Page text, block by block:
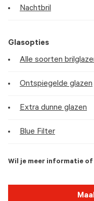
Nachtbril
Glasopties
Alle soorten
Ontspiegelde glazen
Extra dunne glazen
Blue Filter
Wil je meer informatie